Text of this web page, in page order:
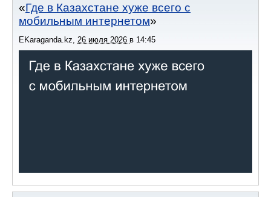
Где в Казахстане хуже всего с
мобильным интернетом
EKaraganda.kz 26 июля 2026 в 14:45